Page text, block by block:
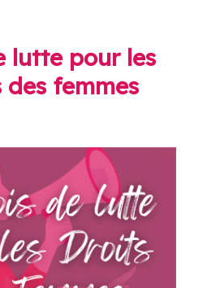
lutte pour les
femmes